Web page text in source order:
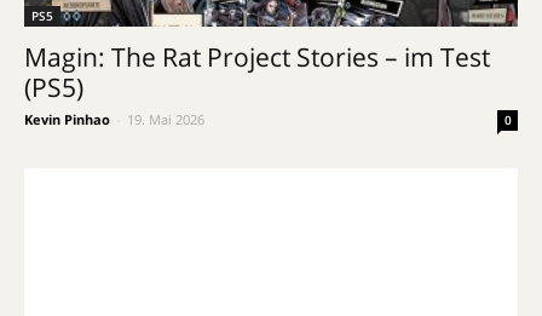
PS5
Magin: The Rat Project Stories – im Test
(PS5)
Kevin Pinhao 19. Mai 2026 0